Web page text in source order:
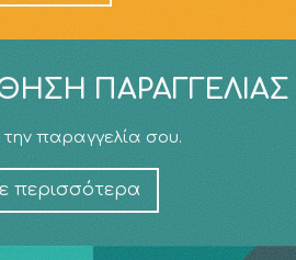
ΠΑΡΑΓΓΕΛΊΑΣ
την παραγγελία σου.
περισσότερα